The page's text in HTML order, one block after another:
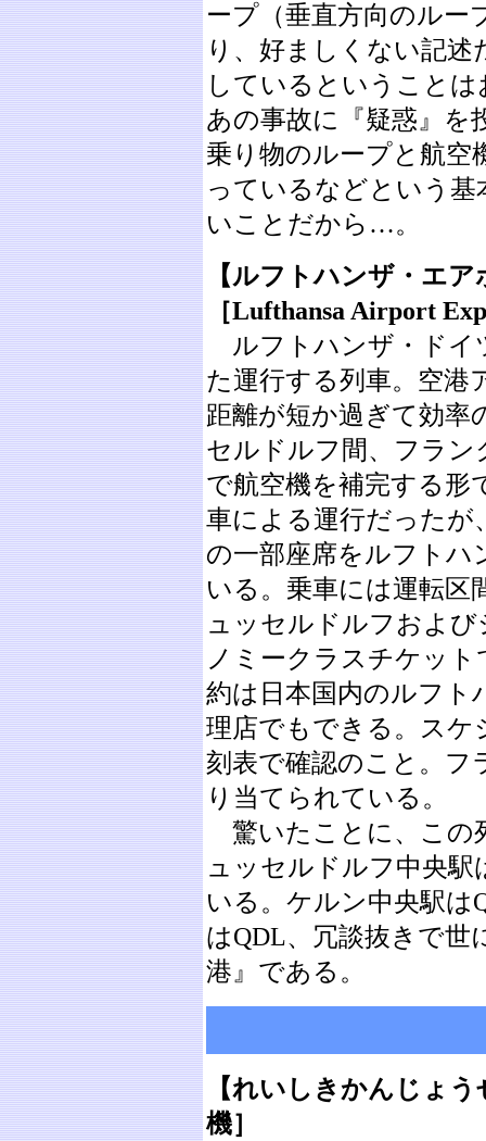
ープ（垂直方向のルー
り、好ましくない記述
しているということ
あの事故に『疑惑』を
乗り物のループと航空
っているなどという
いことだから…。
【ルフトハンザ・エ
［Lufthansa Airport
ルフトハンザ・ドイ
た運行する列車。空港
距離が短か過ぎて効率
セルドルフ間、フラ
で航空機を補完する形
車による運行だったが
の一部座席をルフトハ
いる。乗車には運転区
ュッセルドルフおよ
ノミークラスチケッ
約は日本国内のルフト
理店でもできる。スケ
刻表で確認のこと。フ
り当てられている。
驚いたことに、この
ュッセルドルフ中央
いる。ケルン中央駅は
はQDL、冗談抜きで世
港』である。
【れいしきかんじょ
機］